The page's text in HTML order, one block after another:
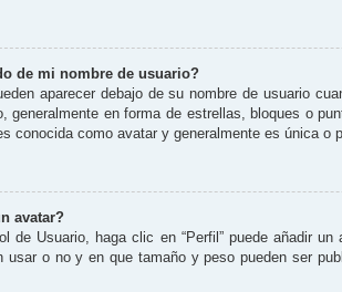
de mi nombre de usuario?
aparecer debajo de su nombre de usuario
generalmente en forma de estrellas, bloques o
conocida como avatar y generalmente es única o
avatar?
de Usuario, haga clic en “Perfil” puede añadir
usar o no y en que tamaño y peso pueden ser